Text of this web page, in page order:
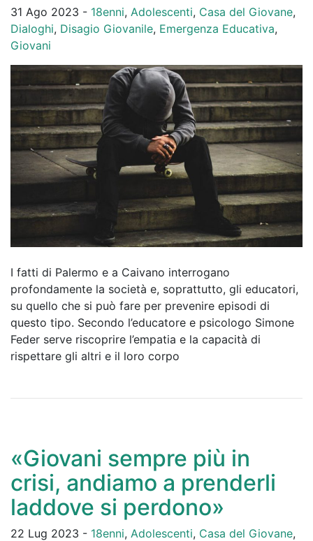
31 Ago 2023 - 18enni, Adolescenti, Casa del Giovane,
Dialoghi, Disagio Giovanile, Emergenza Educativa,
Giovani
I fatti di Palermo e a Caivano interrogano
profondamente la società e, soprattutto, gli educatori,
su quello che si può fare per prevenire episodi di
questo tipo. Secondo l’educatore e psicologo Simone
Feder serve riscoprire l’empatia e la capacità di
rispettare gli altri e il loro corpo
«Giovani sempre più in
crisi, andiamo a prenderli
laddove si perdono»
22 Lug 2023 - 18enni, Adolescenti, Casa del Giovane,